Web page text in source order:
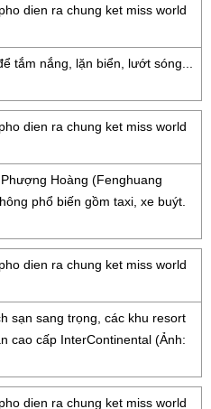
tắm nắng, lặn biển, lướt sóng...
Hoàng (Fenghuang
phổ biến gồm taxi, xe buýt.
sạn sang trọng, các khu resort
cao cấp InterContinental (Ảnh: